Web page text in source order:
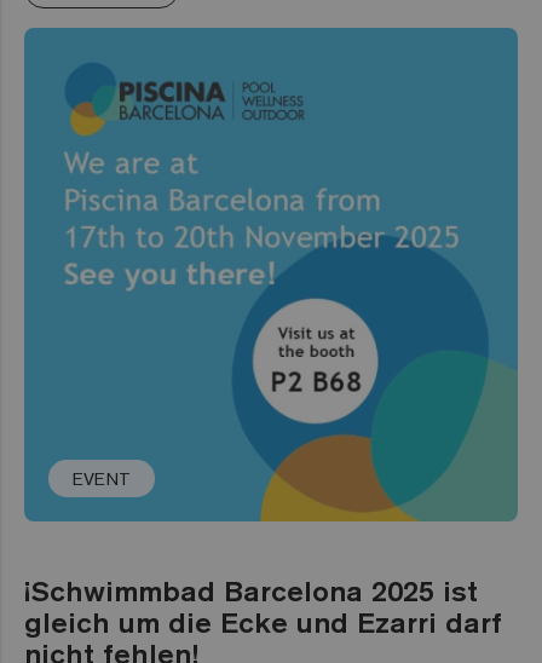
EVENT
¡Schwimmbad Barcelona 2025 ist
gleich um die Ecke und Ezarri darf
nicht fehlen!